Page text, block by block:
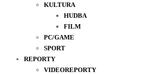
KULTURA
HUDBA
FILM
PC/GAME
SPORT
REPORTY
VIDEOREPORTY